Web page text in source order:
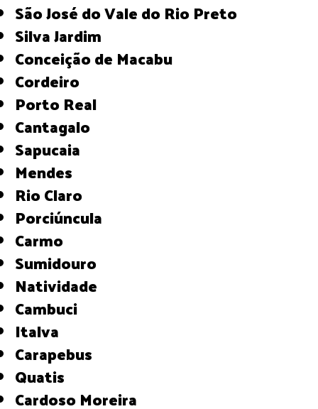
São José do Vale do Rio Preto
Silva Jardim
Conceição de Macabu
Cordeiro
Porto Real
Cantagalo
Sapucaia
Mendes
Rio Claro
Porciúncula
Carmo
Sumidouro
Natividade
Cambuci
Italva
Carapebus
Quatis
Cardoso Moreira